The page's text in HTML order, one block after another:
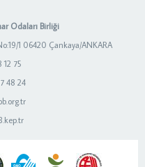
Odaları Birliği
1 06420 Çankaya/ANKARA
12 75
48 24